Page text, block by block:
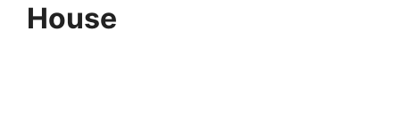
House